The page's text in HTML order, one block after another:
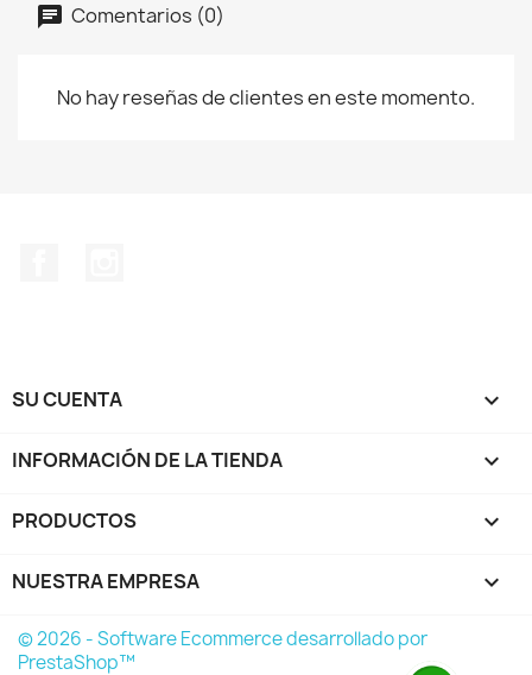
Comentarios (0)
No hay reseñas de clientes en este momento.
SU CUENTA 
INFORMACIÓN DE LA TIENDA keyboard_arrow_down
PRODUCTOS 
NUESTRA EMPRESA 
© 2026 - Software Ecommerce desarrollado por
PrestaShop™